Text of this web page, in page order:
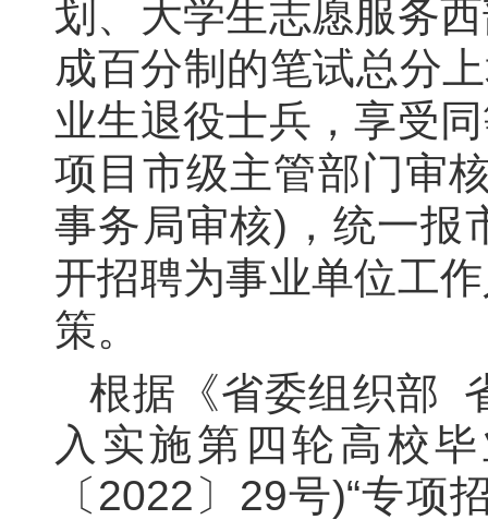
划、大学生志愿服务
成百分制的笔试总分
业生退役士兵，享受
项目市级主管部门审
事务局审核)，统一报
开招聘为事业单位工
策。
根据《省委组织部
入实施第四轮高校
〔 2022 〕 29号)“专项